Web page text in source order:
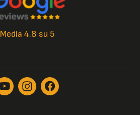
Media 4.8 su 5